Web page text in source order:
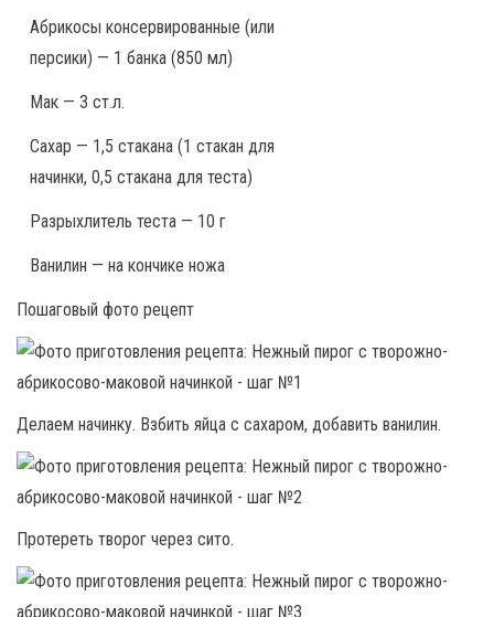
Абрикосы консервированные (или
персики) — 1 банка (850 мл)
Мак — 3 ст.л.
Сахар — 1,5 стакана (1 стакан для
начинки, 0,5 стакана для теста)
Разрыхлитель теста — 10 г
Ванилин — на кончике ножа
Пошаговый фото рецепт
Делаем начинку. Взбить яйца с сахаром, добавить ванилин.
Протереть творог через сито.